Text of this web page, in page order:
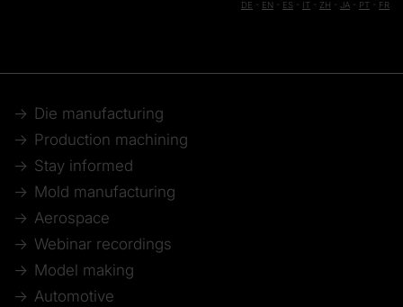
DE EN ES IT ZH JA PT FR
Die manufacturing
Production machining
Stay informed
Mold manufacturing
Aerospace
Webinar recordings
Model making
Automotive